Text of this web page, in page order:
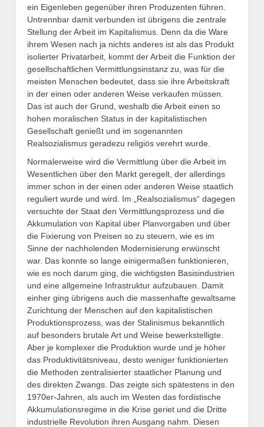
ein Eigenleben gegenüber ihren Produzenten führen.
Untrennbar damit verbunden ist übrigens die zentrale
Stellung der Arbeit im Kapitalismus. Denn da die Ware
ihrem Wesen nach ja nichts anderes ist als das Produkt
isolierter Privatarbeit, kommt der Arbeit die Funktion der
gesellschaftlichen Vermittlungsinstanz zu, was für die
meisten Menschen bedeutet, dass sie ihre Arbeitskraft
in der einen oder anderen Weise verkaufen müssen.
Das ist auch der Grund, weshalb die Arbeit einen so
hohen moralischen Status in der kapitalistischen
Gesellschaft genießt und im sogenannten
Realsozialismus geradezu religiös verehrt wurde.
Normalerweise wird die Vermittlung über die Arbeit im
Wesentlichen über den Markt geregelt, der allerdings
immer schon in der einen oder anderen Weise staatlich
reguliert wurde und wird. Im „Realsozialismus“ dagegen
versuchte der Staat den Vermittlungsprozess und die
Akkumulation von Kapital über Planvorgaben und über
die Fixierung von Preisen so zu steuern, wie es im
Sinne der nachholenden Modernisierung erwünscht
war. Das konnte so lange einigermaßen funktionieren,
wie es noch darum ging, die wichtigsten Basisindustrien
und eine allgemeine Infrastruktur aufzubauen. Damit
einher ging übrigens auch die massenhafte gewaltsame
Zurichtung der Menschen auf den kapitalistischen
Produktionsprozess, was der Stalinismus bekanntlich
auf besonders brutale Art und Weise bewerkstelligte.
Aber je komplexer die Produktion wurde und je höher
das Produktivitätsniveau, desto weniger funktionierten
die Methoden zentralisierter staatlicher Planung und
des direkten Zwangs. Das zeigte sich spätestens in den
1970er-Jahren, als auch im Westen das fordistische
Akkumulationsregime in die Krise geriet und die Dritte
industrielle Revolution ihren Ausgang nahm. Diesen